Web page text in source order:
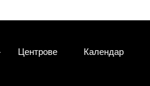
Центрове Календар